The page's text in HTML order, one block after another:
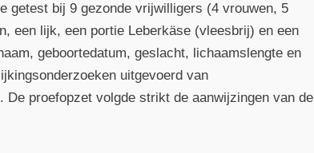
getest bij 9 gezonde vrijwilligers (4 vrouwen, 5
een lijk, een portie Leberkäse (vleesbrij) en een
geboortedatum, geslacht, lichaamslengte en
uitgevoerd van
proefopzet volgde strikt de aanwijzingen van de